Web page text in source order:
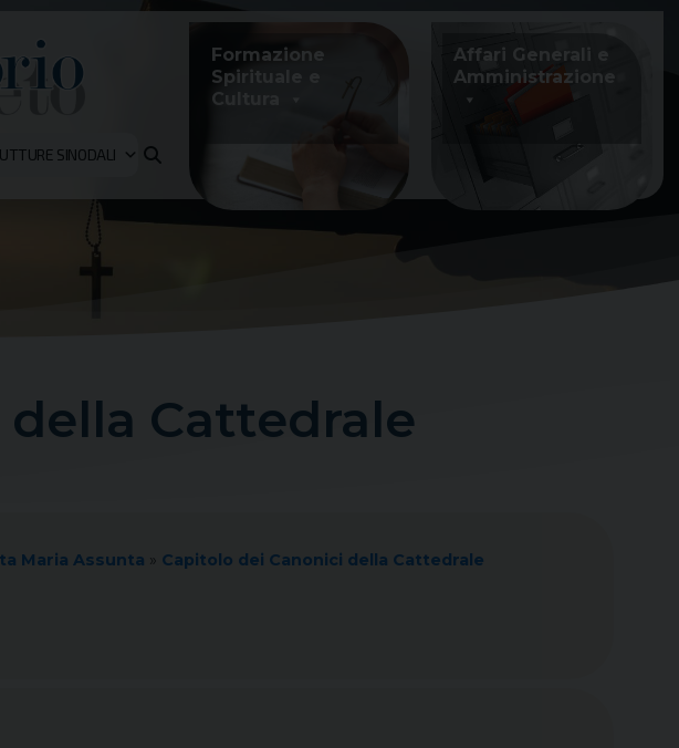
SINODALI
Formazione
Spirituale e
Cultura
Affari Generali e
Amministrazione
Cattedrale
Maria Assunta » Capitolo dei Canonici della Cattedrale